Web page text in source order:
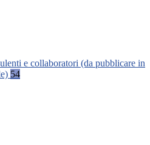
e collaboratori (da pubblicare in
54